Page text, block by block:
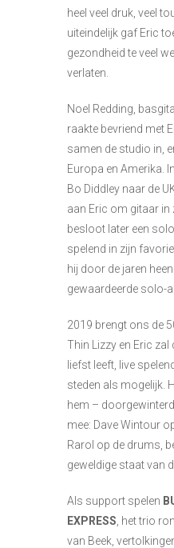
heel veel druk, veel
uiteindelijk gaf Eric
gezondheid te veel
verlaten.
Noel Redding,
raakte bevriend met
samen de studio in,
Europa en Amerika.
Bo Diddley naar de
aan Eric om gitaar in
besloot later een
spelend in zijn
hij door de jaren
gewaardeerde solo-
2019 brengt ons de
Thin Lizzy en Eric zal
liefst leeft, live
steden als mogelijk.
hem –
mee: Dave Wintour
Rarol op de drums,
geweldige staat van
Als support spelen
EXPRESS , het trio
van Beek,